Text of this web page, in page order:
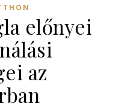
előnyei
az